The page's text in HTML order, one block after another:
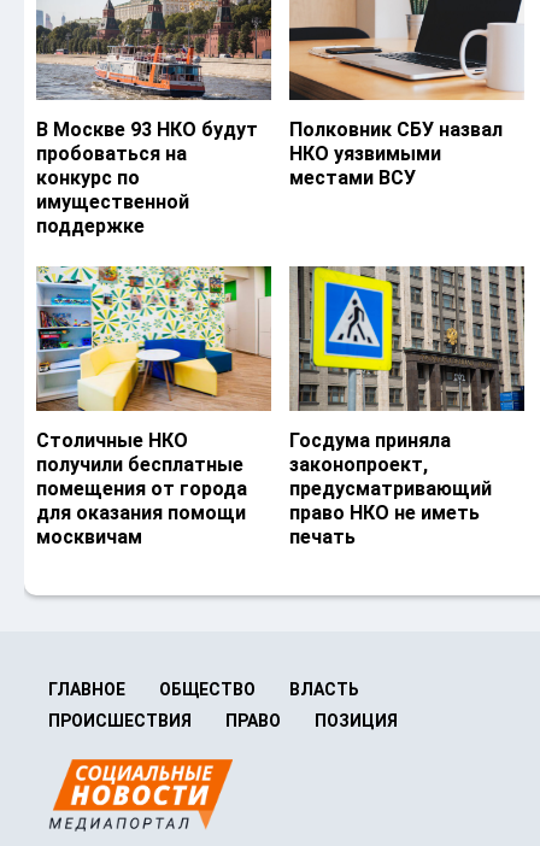
В Москве 93 НКО будут
пробоваться на
конкурс по
имущественной
поддержке
Полковник СБУ назвал
НКО уязвимыми
местами ВСУ
Столичные НКО
получили бесплатные
помещения от города
для оказания помощи
москвичам
Госдума приняла
законопроект,
предусматривающий
право НКО не иметь
печать
ГЛАВНОЕ ОБЩЕСТВО
ВЛАСТЬ
ПРОИСШЕСТВИЯ
ПРАВО ПОЗИЦИЯ